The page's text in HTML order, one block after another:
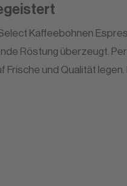
Kaffeebohnen
Röstung überzeugt.
und Qualität